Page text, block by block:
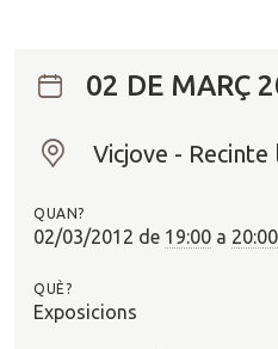
02 DE MARÇ
O
?
Vicjove - Recinte
QUAN?
02/03/2012 de 19:00 a 20:00
QUÈ?
Exposicions